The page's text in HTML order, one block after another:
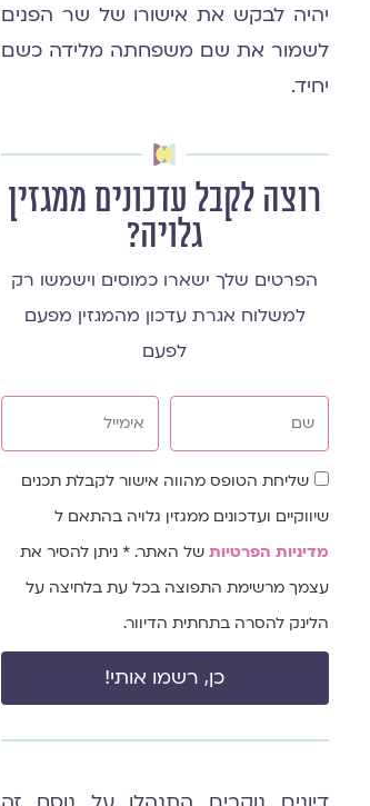
יהיה לבקש את אישורו של שר הפנים
לשמור את שם משפחתה מלידה כשם
יחיד.
רוצה לקבל עדכונים ממגזין
גלויה?
הפרטים שלך ישארו כמוסים וישמשו רק
למשלוח אגרת עדכון מהמגזין מפעם
לפעם
שדהשליחת הטופס מהווה אישור לקבלת תכנים
שיווקיים ועדכונים ממגזין גלויה בהתאם ל
מדיניות הפרטיות של האתר. * ניתן להסיר את
עצמך מרשימת התפוצה בכל עת בלחיצה על
הלינק להסרה בתחתית הדיוור.
כן, רשמו אותי!